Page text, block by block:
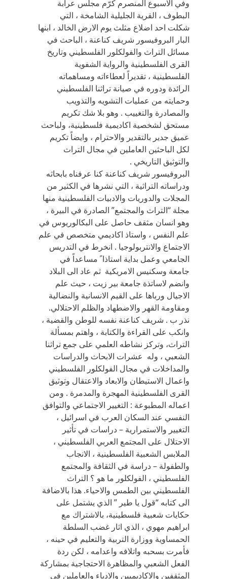
وفي الاسبوع المنصرم كرّم مجلس عرابة
البطوف ، القرية الجليلية الشامخة ، التي
شكلت احد اضلاع مثلث يوم الارض الخالد ، ابنها
البار البروفيسور شريف كناعنة ، الباحث في
مسائل التراث والفولكلور الفلسطيني وتاريخ
القرى الفلسطينية والرواية الشفوية
الفلسطينية ، تقديراً لعطاءاته ومساهماته
الرائدة ودوره في صيانة تراثنا الفلسطيني
وحمايته من عمليات التشويه والتذويب
والمصادرة والتغييب . وهو بلا شك تكريم
مستحق لشخصية اكاديمية فلسطينية، ولباحث
عميق جدير بالتقدير والاحترام ، وايضاً تكريم
لكل الباحثين العاملين في مجال التراث
والتوثيق التاريخي .
البروفيسور شريف كناعنة كنا عرفناه بابحاثه
ودراساته التراثية ، التي نشرها في الكثير من
المجلات والدوريات والادبيات الفلسطينية منها
مجلة “التراث والمجتمع” الصادرة في البيرة ،
وهو انسان مثقف حاصل على البكالوريوس في
علم النفس ، واستاذ اكاديمي متخصص في علم
الاجتماع والانتربولوجيا . انخرط في التدريس
الجامعي وعمل بداية استاذا ً مساعداً في
جامعة وسكنيس الامريكية ثم عاد الى البلاد
وانضم لاساتذة جامعة بير زيت ، حيث علم
الاجيال ورباها على القيم الانسانية والنضالية
ومقاومة القهر والاضطهاد والظلم الاحتلالي.
نذر ب . شريف كناعنة نفسه للوطن والقضية ،
وانكب على القراءة والكتابة ، واهتم بمسألة
التراث، وتركز نشاطه العلمي على جمع تراثنا
الشعبي ، وله عشرات الابحاث والدراسات
والمداخلات في مجال الفولكلور الفلسطيني
واعمال الاستيطان والابعاد والاعتقال وتوثيق
القرى الفلسطينية المهجرة والمدمرة . ومن
اعماله المطبوعة : التغيير الاجتماعي والتوافق
النفسي عند السكان العرب في اسرائيل ،
التغيير والاستمرارية – دراسات في تأثير
الاحتلال على المجتمع العربي الفلسطيني ،
الملابس الشعبية الفلسطينية ، الانجاب
والطفولة – دراسة في الثقافة والمجتمع
الفلسطيني ، الفولكلور ما هو ؟ التراث
الفلسطيني بين الطمس والاحياء. هذا بالاضافة
الى كتابه “قول يا طير ” الذي يشتمل على
حكايات شعبية فلسطينية، بالاشتراك مع
ابراهيم مهوي ، الذي اثار غضب السلطة
الحمساوية ووزارة التربية والتعليم في حينه ،
فأمرت بسحبه واتلافه واعدامه ، لكن ردة
الفعل الشعبي والمظاهرة الاحتجاجية بمشاركة
المثقفين والاكاديميين والادباء والعاملين في